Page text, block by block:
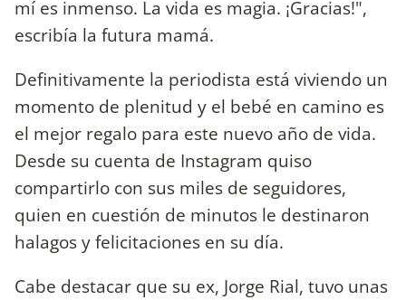
mí es inmenso. La vida es magia. ¡Gracias!",
escribía la futura mamá.
Definitivamente la periodista está viviendo un
momento de plenitud y el bebé en camino es
el mejor regalo para este nuevo año de vida.
Desde su cuenta de Instagram quiso
compartirlo con sus miles de seguidores,
quien en cuestión de minutos le destinaron
halagos y felicitaciones en su día.
Cabe destacar que su ex, Jorge Rial, tuvo unas